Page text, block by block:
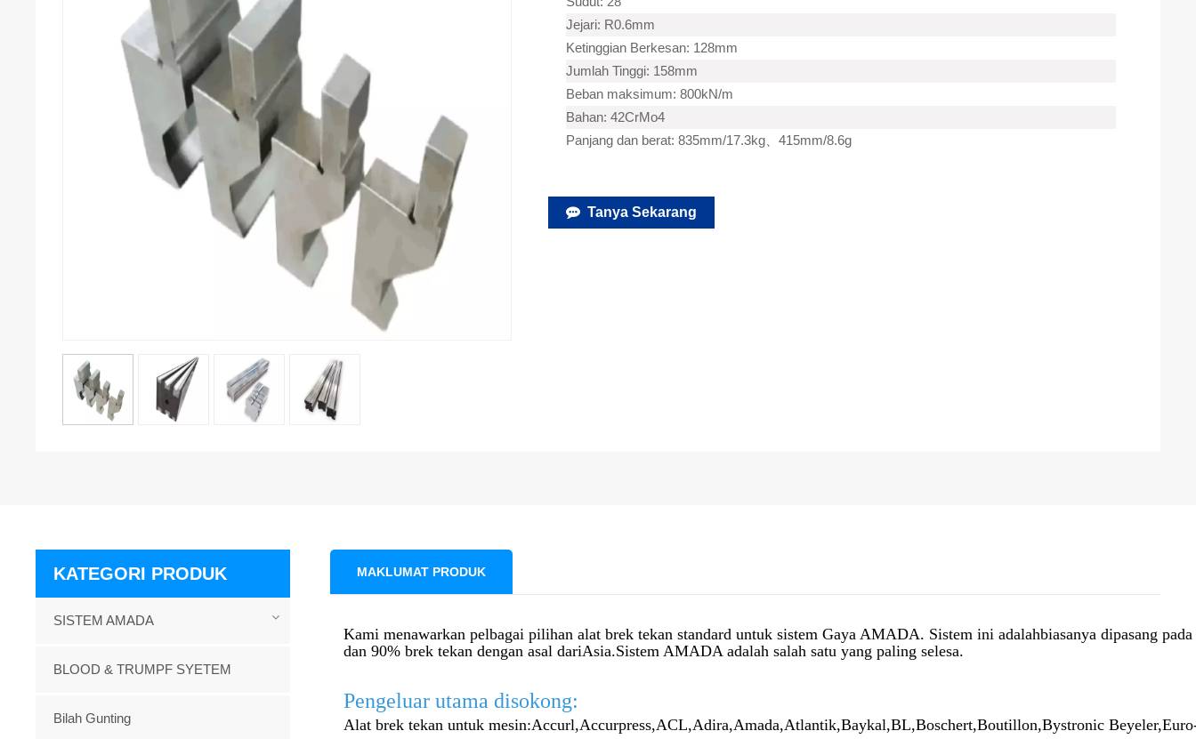
Jejari: R0.6mm
Ketinggian Berkesan: 128mm
Jumlah Tinggi: 158mm
Beban maksimum: 800kN/m
Bahan: 42CrMo4
Panjang dan berat: 835mm/17.3kg、415mm/8.6g
Tanya Sekarang
MAKLUMAT PRODUK
Kami menawarkan pelbagai pilihan alat brek tekan standard untuk sistem Gaya AMADA. Sistem ini adalahbiasanya dipasang
dan 90% brek tekan dengan asal dariAsia.Sistem AMADA adalah salah satu yang paling selesa.
Pengeluar utama disokong:
Alat brek tekan untuk mesin:Accurl,Accurpress,ACL,Adira,Amada,Atlantik,Baykal,BL,Boschert,Boutillon,Bystronic Beyeler,
KATEGORI PRODUK
SISTEM AMADA
BLOOD & TRUMPF SYETEM
Bilah Gunting